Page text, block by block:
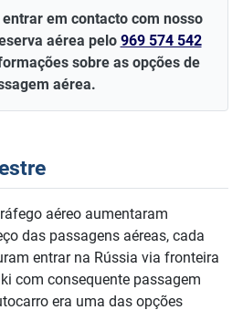
em contacto com nosso
aérea pelo 969 574 542
sobre as opções de
aérea.
aéreo aumentaram
das passagens aéreas, cada
entrar na Rússia via fronteira
com consequente passagem
era uma das opções